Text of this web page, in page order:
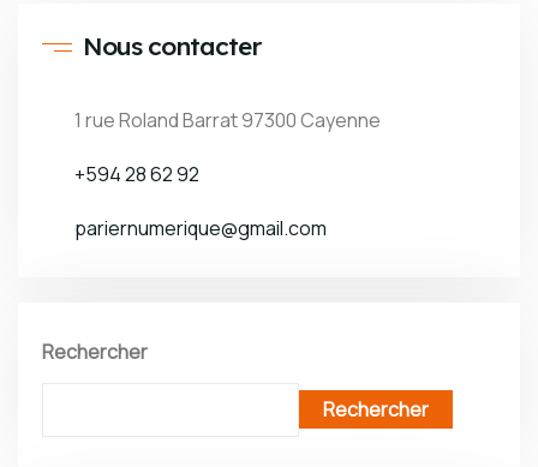
Nous contacter
1 rue Roland Barrat 97300 Cayenne
+594 28 62 92
pariernumerique@gmail.com
Rechercher
Rechercher